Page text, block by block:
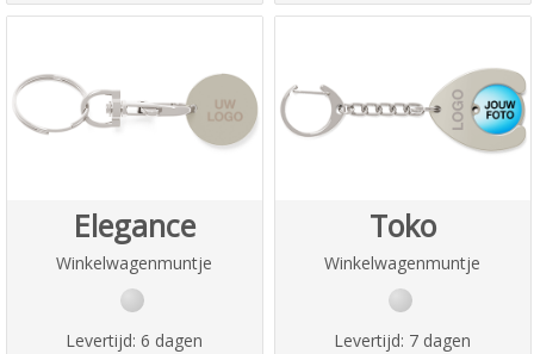
Elegance
Winkelwagenmuntje
Levertijd: 6 dagen
Toko
Winkelwagenmuntje
Levertijd: 7 dagen